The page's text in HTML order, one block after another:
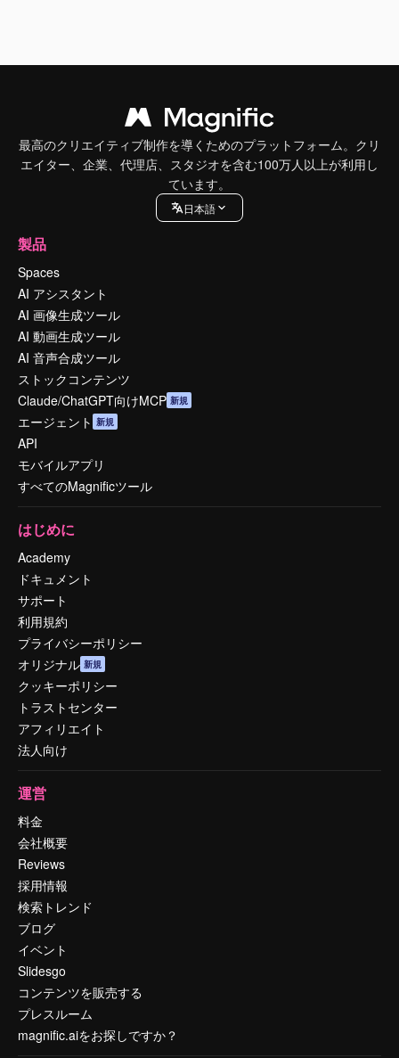
最高のクリエイティブ制作を導くためのプラットフォーム。クリ
エイター、企業、代理店、スタジオを含む100万人以上が利用し
ています。
日本語
製品
Spaces
AI アシスタント
AI 画像生成ツール
AI 動画生成ツール
AI 音声合成ツール
ストックコンテンツ
Claude/ChatGPT向けMCP 新規
エージェント 新規
API
モバイルアプリ
すべてのMagnificツール
はじめに
Academy
ドキュメント
サポート
利用規約
プライバシーポリシー
オリジナル 新規
クッキーポリシー
トラストセンター
アフィリエイト
法人向け
運営
料金
会社概要
Reviews
採用情報
検索トレンド
ブログ
イベント
Slidesgo
コンテンツを販売する
プレスルーム
magnific.aiをお探しですか？